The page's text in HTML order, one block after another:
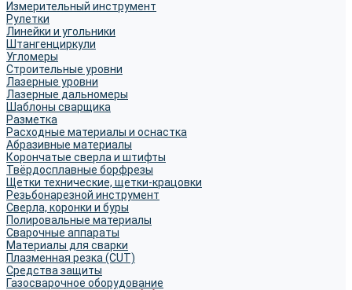
Измерительный инструмент
Рулетки
Линейки и угольники
Штангенциркули
Угломеры
Строительные уровни
Лазерные уровни
Лазерные дальномеры
Шаблоны сварщика
Разметка
Расходные материалы и оснастка
Абразивные материалы
Корончатые сверла и штифты
Твёрдосплавные борфрезы
Щетки технические, щетки-крацовки
Резьбонарезной инструмент
Сверла, коронки и буры
Полировальные материалы
Сварочные аппараты
Материалы для сварки
Плазменная резка (CUT)
Средства защиты
Газосварочное оборудование